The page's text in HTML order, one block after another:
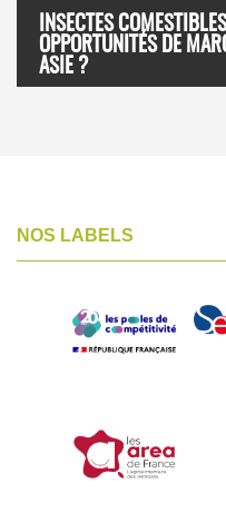
INSECTES
OPPORTUNITÉS DE
ASIE ?
NOS LABELS